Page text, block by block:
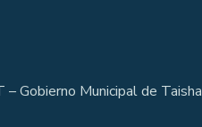
– Gobierno Municipal de Taisha